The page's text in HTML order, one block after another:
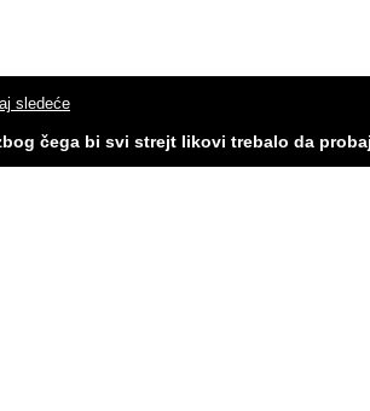
sledeće
čega bi svi strejt likovi trebalo da